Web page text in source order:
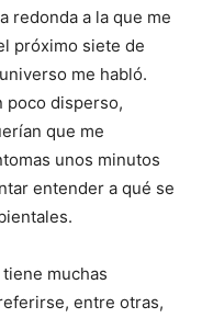
redonda a la que me
próximo siete de
me habló.
poco disperso,
que me
unos minutos
entender a qué se
muchas
entre otras,